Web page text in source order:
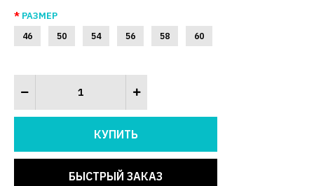
РАЗМЕР
46 50 54 56 58 60
БЫСТРЫЙ ЗАКАЗ